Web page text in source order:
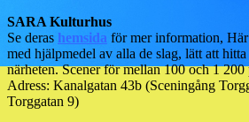
SARA Kulturhus
Se deras hemsida för mer information,
med hjälpmedel av alla de slag, lätt att
närheten. Scener för mellan 100 och 1 200
Adress: Kanalgatan 43b (Sceningång
Torggatan 9)